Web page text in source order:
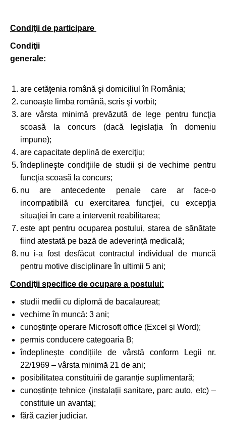
Condiţii de participare
Condiţii
generale:
are cetăţenia română şi domiciliul în România;
cunoaşte limba română, scris şi vorbit;
are vârsta minimă prevăzută de lege pentru funcţia
scoasă la concurs (dacă legislația în domeniu
impune);
are capacitate deplină de exerciţiu;
îndeplineşte condiţiile de studii și de vechime pentru
funcţia scoasă la concurs;
nu are antecedente penale care ar face-o
incompatibilă cu exercitarea funcţiei, cu excepţia
situaţiei în care a intervenit reabilitarea;
este apt pentru ocuparea postului, starea de sănătate
fiind atestată pe bază de adeverință medicală;
nu i-a fost desfăcut contractul individual de muncă
pentru motive disciplinare în ultimii 5 ani;
Condiţii specifice de ocupare a postului:
studii medii cu diplomă de bacalaureat;
vechime în muncă: 3 ani;
cunoștințe operare Microsoft office (Excel și Word);
permis conducere categoaria B;
îndeplinește condițiile de vârstă conform Legii nr.
22/1969 – vârsta minimă 21 de ani;
posibilitatea constituirii de garanție suplimentară;
cunoștințe tehnice (instalații sanitare, parc auto, etc) –
constituie un avantaj;
fără cazier judiciar.